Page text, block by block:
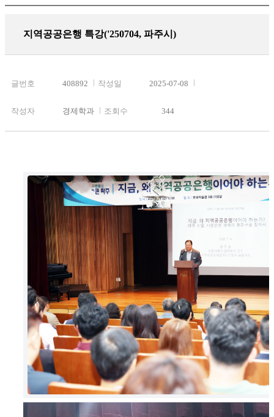
지역공공은행 특강('250704, 파주시)
글번호 408892 작성일 2025-07-08
작성자 경제학과 조회수 344